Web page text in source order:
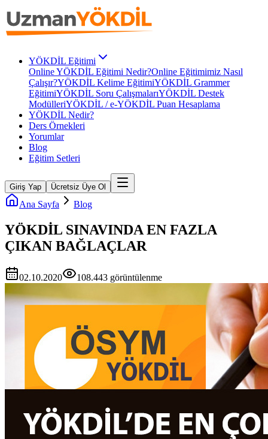
YÖKDİL Eğitimi
Online YÖKDİL Eğitimi Nedir?Online Eğitimimiz Nasıl
Çalışır?YÖKDİL Kelime EğitimiYÖKDİL Grammer
EğitimiYÖKDİL Soru ÇalışmalarıYÖKDİL Destek
ModülleriYÖKDİL / e-YÖKDİL Puan Hesaplama
YÖKDİL Nedir?
Ders Örnekleri
Yorumlar
Blog
Eğitim Setleri
Giriş Yap Ücretsiz Üye Ol
Ana Sayfa Blog
YÖKDİL SINAVINDA EN FAZLA
ÇIKAN BAĞLAÇLAR
02.10.2020 108.443 görüntülenme